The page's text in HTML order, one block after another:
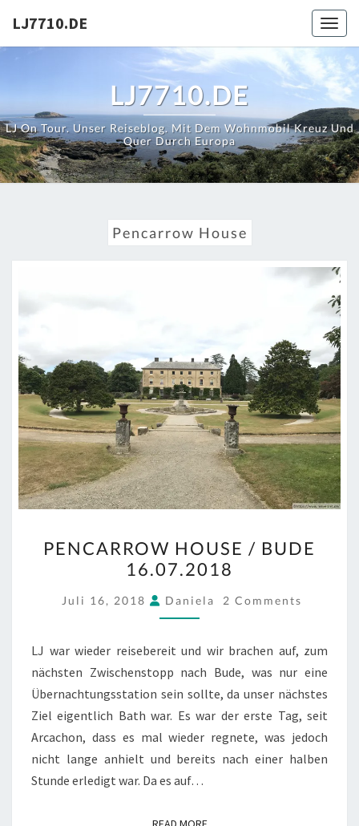
content
LJ7710.DE
LJ7710.DE
LJ On Tour. Unser Reiseblog. Mit Dem Wohnmobil Kreuz Und
Quer Durch Europa
Pencarrow House
HOUSE
/
BUDE
16.07.2018
PENCARROW HOUSE / BUDE
16.07.2018
Juli 16, 2018 Daniela COMMENTS
2 Comments
LJ war wieder reisebereit und wir brachen auf, zum
nächsten Zwischenstopp nach Bude, was nur eine
Übernachtungsstation sein sollte, da unser nächstes
Ziel eigentlich Bath war. Es war der erste Tag, seit
Arcachon, dass es mal wieder regnete, was jedoch
nicht lange anhielt und bereits nach einer halben
Stunde erledigt war. Da es auf…
READ MORE